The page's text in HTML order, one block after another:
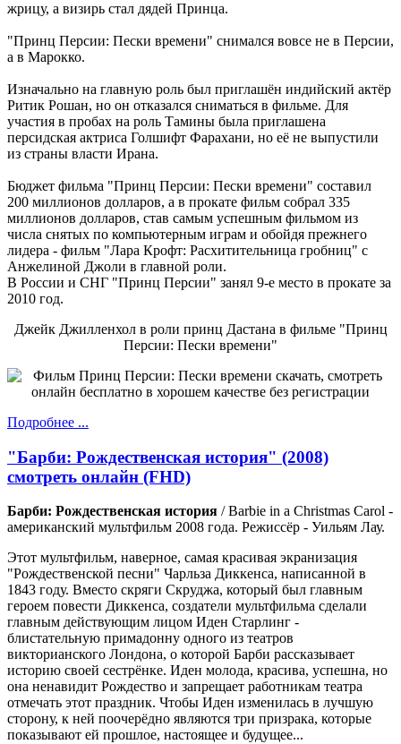
жрицу, а визирь стал дядей Принца.
"Принц Персии: Пески времени" снимался вовсе не в Персии,
а в Марокко.
Изначально на главную роль был приглашён индийский актёр
Ритик Рошан, но он отказался сниматься в фильме. Для
участия в пробах на роль Тамины была приглашена
персидская актриса Голшифт Фарахани, но её не выпустили
из страны власти Ирана.
Бюджет фильма "Принц Персии: Пески времени" составил
200 миллионов долларов, а в прокате фильм собрал 335
миллионов долларов, став самым успешным фильмом из
числа снятых по компьютерным играм и обойдя прежнего
лидера - фильм "Лара Крофт: Расхитительница гробниц" с
Анжелиной Джоли в главной роли.
В России и СНГ "Принц Персии" занял 9-е место в прокате за
2010 год.
Джейк Джилленхол в роли принц Дастана в фильме "Принц
Персии: Пески времени"
Подробнее ...
"Барби: Рождественская история" (2008)
смотреть онлайн (FHD)
Барби: Рождественская история / Barbie in a Christmas Carol -
американский мультфильм 2008 года. Режиссёр - Уильям Лау.
Этот мультфильм, наверное, самая красивая экранизация
"Рождественской песни" Чарльза Диккенса, написанной в
1843 году. Вместо скряги Скруджа, который был главным
героем повести Диккенса, создатели мультфильма сделали
главным действующим лицом Иден Старлинг -
блистательную примадонну одного из театров
викторианского Лондона, о которой Барби рассказывает
историю своей сестрёнке. Иден молода, красива, успешна, но
она ненавидит Рождество и запрещает работникам театра
отмечать этот праздник. Чтобы Иден изменилась в лучшую
сторону, к ней поочерёдно являются три призрака, которые
показывают ей прошлое, настоящее и будущее...